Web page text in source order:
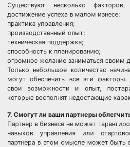
Существуют несколько факторов,
достижение успеха в малом изнесе:
практика управления;
производственный опыт;
техническая поддержка;
способность к планированию;
огромное желание заниматься своим
Только небольшое количество
могут обеспечить все эти
свои возможности и опыт,
которые восполнят недостающие
7. Смогут ли ваши партнеры
Партнер в бизнесе не может
навыков управления или
партнера в этом смысле может